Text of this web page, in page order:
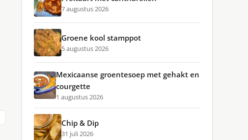
7 augustus 2026
Groene kool stamppot
5 augustus 2026
Mexicaanse groentesoep met gehakt en
courgette
1 augustus 2026
Chip & Dip
31 juli 2026